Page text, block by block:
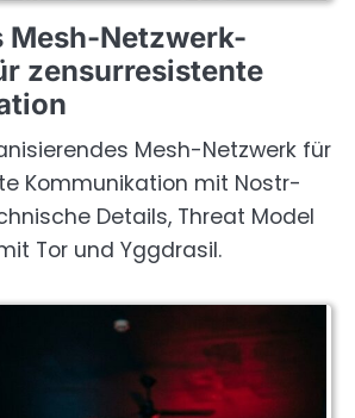
Mesh-Netzwerk-
zensurresistente
Mesh-Netzwerk für
Kommunikation mit Nostr-
Details, Threat Model
Tor und Yggdrasil.